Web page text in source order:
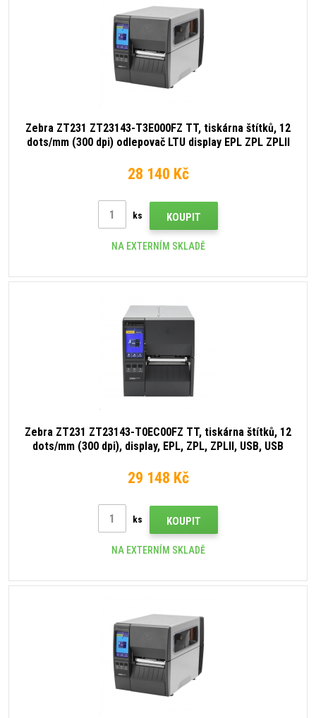
Zebra ZT231 ZT23143-T3E000FZ TT, tiskárna štítků, 12
dots/mm (300 dpi) odlepovač LTU display EPL ZPL ZPLII
28 140 Kč
ks KOUPIT
NA EXTERNÍM SKLADĚ
Zebra ZT231 ZT23143-T0EC00FZ TT, tiskárna štítků, 12
dots/mm (300 dpi), display, EPL, ZPL, ZPLII, USB, USB
29 148 Kč
ks KOUPIT
NA EXTERNÍM SKLADĚ